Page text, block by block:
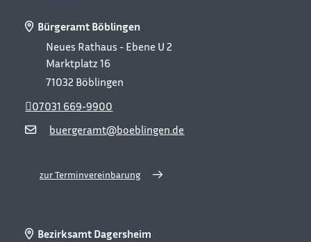
Bürgeramt Böblingen
Neues Rathaus - Ebene U 2
Marktplatz 16
71032 Böblingen
buergeramt@boeblingen.de
07031 669-9900
zur Terminvereinbarung
Bezirksamt Dagersheim